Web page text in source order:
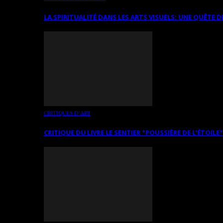
LA SPIRITUALITÉ DANS LES ARTS VISUELS: UNE QUÊTE
CRITIQUES D’ART
CRITIQUE DU LIVRE LE SENTIER *POUSSIÈRE DE L’ÉTOILE*